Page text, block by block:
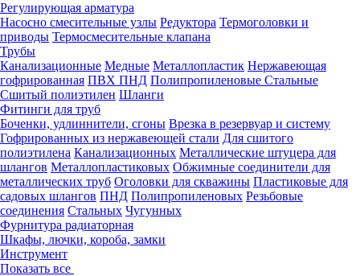
Регулирующая арматура
Насосно смесительные узлы Редуктора Термоголовки и
приводы Термосмесительные клапана
Трубы
Канализационные Медные Металлопластик Нержавеющая
гофрированная ПВХ ПНД Полипропиленовые Стальные
Сшитый полиэтилен Шланги
Фитинги для труб
Боченки, удлиннители, сгоны Врезка в резервуар и систему
Гофрированных из нержавеющей стали Для сшитого
полиэтилена Канализационных Металлические штуцера для
шлангов Металлопластиковых Обжимные соединители для
металлических труб Оголовки для скважины Пластиковые для
садовых шлангов ПНД Полипропиленовых Резьбовые
соединения Стальных Чугунных
Фурнитура радиаторная
Шкафы, лючки, короба, замки
Инструмент
Показать все